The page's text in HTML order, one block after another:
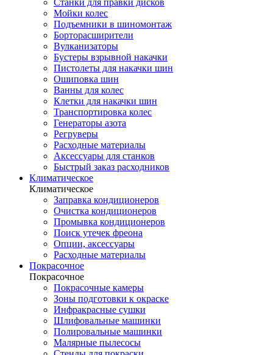
Станки для правки дисков
Мойки колес
Подъемники в шиномонтаж
Борторасширители
Вулканизаторы
Бустеры взрывной накачки
Пистолеты для накачки шин
Ошиповка шин
Ванны для колес
Клетки для накачки шин
Транспортировка колес
Генераторы азота
Регруверы
Расходные материалы
Аксессуары для станков
Быстрый заказ расходников
Климатическое
Климатическое
Заправка кондиционеров
Очистка кондиционеров
Промывка кондиционеров
Поиск утечек фреона
Опции, аксессуары
Расходные материалы
Покрасочное
Покрасочное
Покрасочные камеры
Зоны подготовки к окраске
Инфракрасные сушки
Шлифовальные машинки
Полировальные машинки
Малярные пылесосы